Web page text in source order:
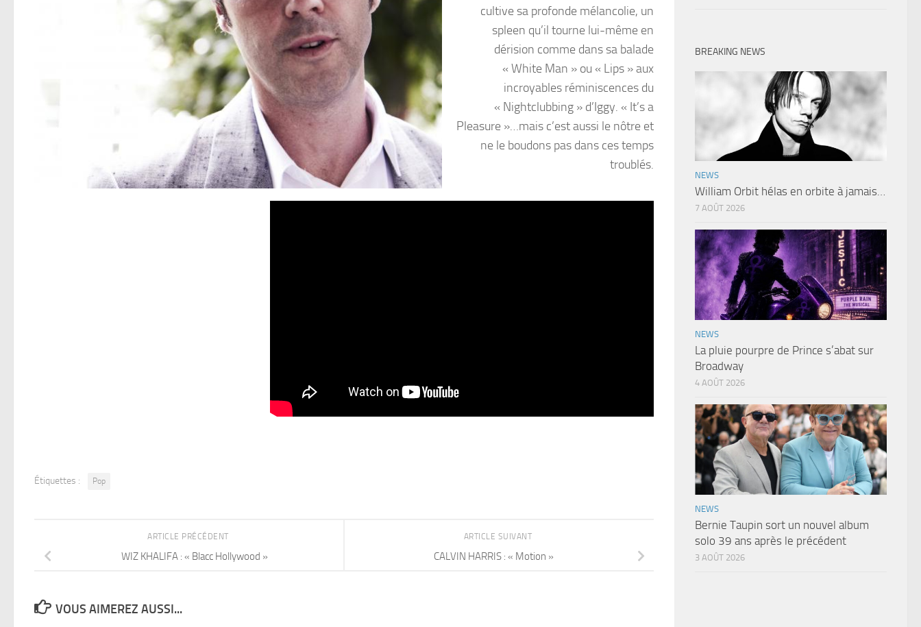
cultive sa profonde mélancolie, un
spleen qu’il tourne lui-même en
dérision comme dans sa balade
« White Man » ou « Lips » aux
incroyables réminiscences du
« Nightclubbing » d’Iggy. « It’s a
Pleasure »…mais c’est aussi le nôtre et
ne le boudons pas dans ces temps
troublés.
Étiquettes : Pop
ARTICLE SUIVANT
CALVIN HARRIS : « Motion »
ARTICLE PRÉCÉDENT
WIZ KHALIFA : « Blacc Hollywood »
VOUS AIMEREZ AUSSI...
BREAKING NEWS
NEWS
William Orbit hélas en orbite à jamais…
7 AOÛT 2026
NEWS
La pluie pourpre de Prince s’abat sur
Broadway
4 AOÛT 2026
NEWS
Bernie Taupin sort un nouvel album
solo 39 ans après le précédent
3 AOÛT 2026